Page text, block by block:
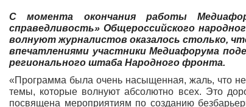
С момента окончания работы
справедливость» Общероссийского
волнуют журналистов оказалось столько,
впечатлениями участники Медиафорума
регионального штаба Народного фронта.
«Программа была очень насыщенная, жаль, что
темы, которые волнуют абсолютно всех. Это
посвящена мероприятиям по созданию